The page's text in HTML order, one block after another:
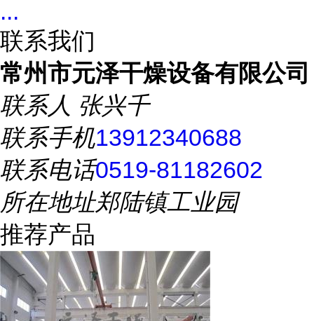
...
联系我们
常州市元泽干燥设备有限公司
联系人 张兴千
联系手机13912340688
联系电话0519-81182602
所在地址郑陆镇工业园
推荐产品